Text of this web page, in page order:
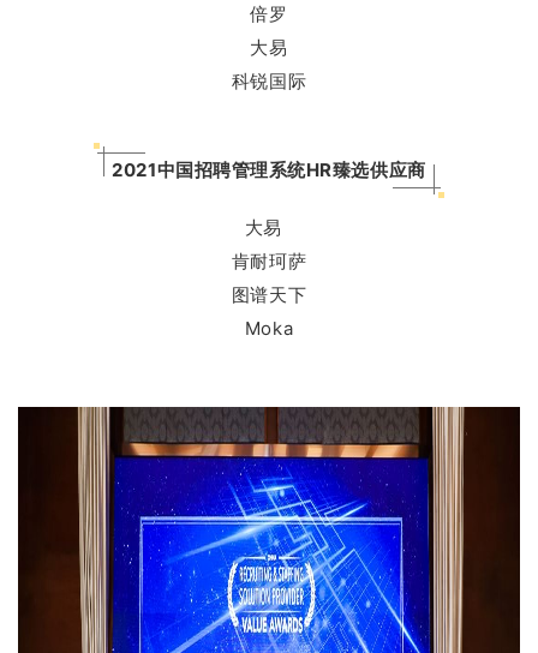
倍罗
大易
科锐国际
2021中国招聘管理系统HR臻选供应商
大易
肯耐珂萨
图谱天下
Moka